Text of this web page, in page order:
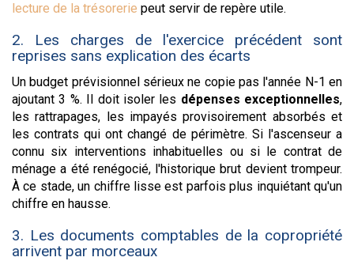
lecture de la trésorerie peut servir de repère utile.
2. Les charges de l'exercice précédent sont
reprises sans explication des écarts
Un budget prévisionnel sérieux ne copie pas l'année N-1 en
ajoutant 3 %. Il doit isoler les dépenses exceptionnelles,
les rattrapages, les impayés provisoirement absorbés et
les contrats qui ont changé de périmètre. Si l'ascenseur a
connu six interventions inhabituelles ou si le contrat de
ménage a été renégocié, l'historique brut devient trompeur.
À ce stade, un chiffre lisse est parfois plus inquiétant qu'un
chiffre en hausse.
3. Les documents comptables de la copropriété
arrivent par morceaux